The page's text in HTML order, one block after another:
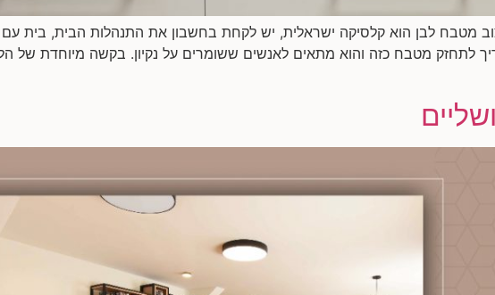
מטבח לבן הוא קלסיקה ישראלית, יש לקחת בחשבון את התנהלות הבית, בית עם
לתחזק מטבח כזה והוא מתאים לאנשים ששומרים על נקיון. בקשה מיוחדת של